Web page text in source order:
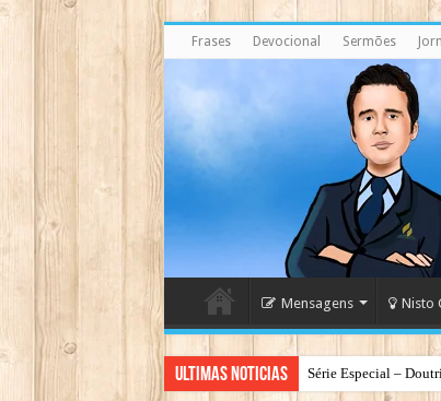
Frases Devocional Sermões
Mensagens Nisto
Ultimas Noticias Série Especial –
Antes da Porta se